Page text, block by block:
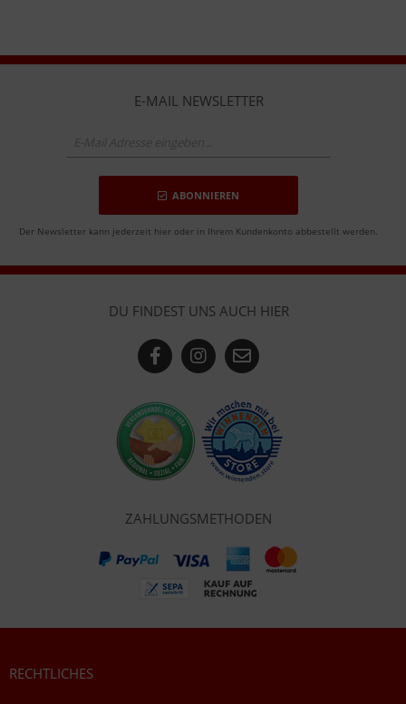
E-MAIL NEWSLETTER
ABONNIEREN
Der Newsletter kann jederzeit hier oder in Ihrem Kundenkonto abbestellt werden.
DU FINDEST UNS AUCH HIER
ZAHLUNGSMETHODEN
RECHTLICHES